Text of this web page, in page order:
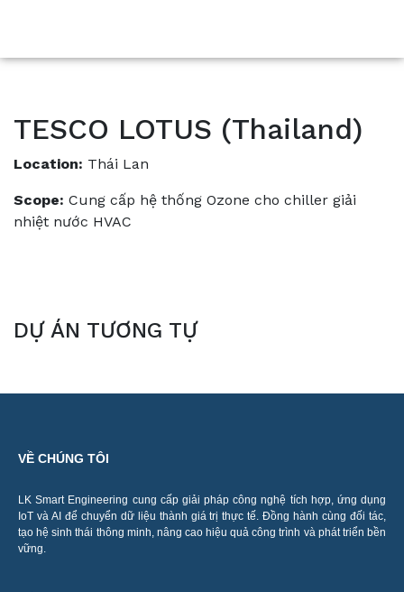
TESCO LOTUS (Thailand)
Location: Thái Lan
Scope: Cung cấp hệ thống Ozone cho chiller giải
nhiệt nước HVAC
DỰ ÁN TƯƠNG TỰ
VỀ CHÚNG TÔI
LK Smart Engineering cung cấp giải pháp công nghệ tích hợp, ứng dụng
IoT và AI để chuyển dữ liệu thành giá trị thực tế. Đồng hành cùng đối tác,
tạo hệ sinh thái thông minh, nâng cao hiệu quả công trình và phát triển bền
vững.